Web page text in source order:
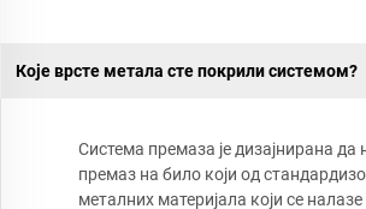
Које врсте метала сте покрили системом?
Система премаза је дизајнирана да
премаз на било који од
металних материјала који се